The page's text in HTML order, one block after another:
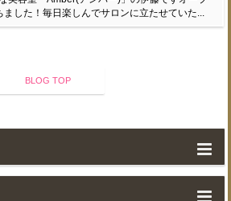
した！毎日楽しんでサロンに立たせていた...
BLOG TOP